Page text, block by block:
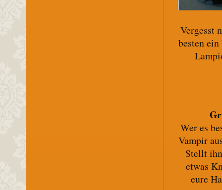
Vergesst
besten
Wer es
Vampir
Stellt
etwas
eure